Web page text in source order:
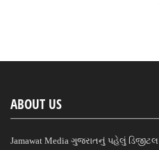
ABOUT US
Jamawat Media ગુજરાતનું પહેલું